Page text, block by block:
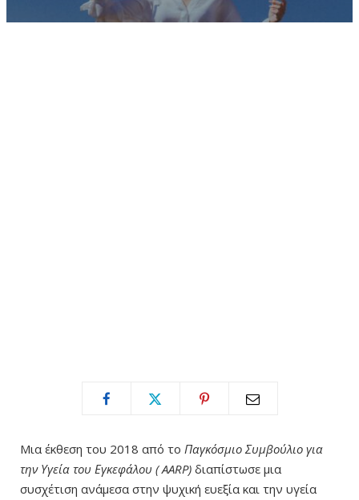
Μια έκθεση του 2018 από το Παγκόσμιο Συμβούλιο για
την Υγεία του Εγκεφάλου ( AARP) διαπίστωσε μια
συσχέτιση ανάμεσα στην ψυχική ευεξία και την υγεία